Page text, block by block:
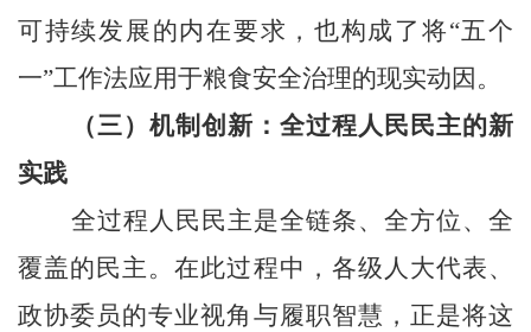
可持续发展的内在要求，也构成了将“五个
一”工作法应用于粮食安全治理的现实动因。
（三）机制创新：全过程人民民主的新
实践
全过程人民民主是全链条、全方位、全
覆盖的民主。在此过程中，各级人大代表、
政协委员的专业视角与履职智慧，正是将这